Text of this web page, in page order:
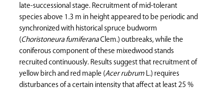
late-successional stage. Recruitment of mid-tolerant
species above 1.3 m in height appeared to be periodic and
synchronized with historical spruce budworm
(Choristoneura fumiferanaClem.) outbreaks, while the
coniferous component of these mixedwood stands
recruited continuously. Results suggest that recruitment of
yellow birch and red maple (Acer rubrum L.) requires
disturbances of a certain intensity that affect at least 25 %